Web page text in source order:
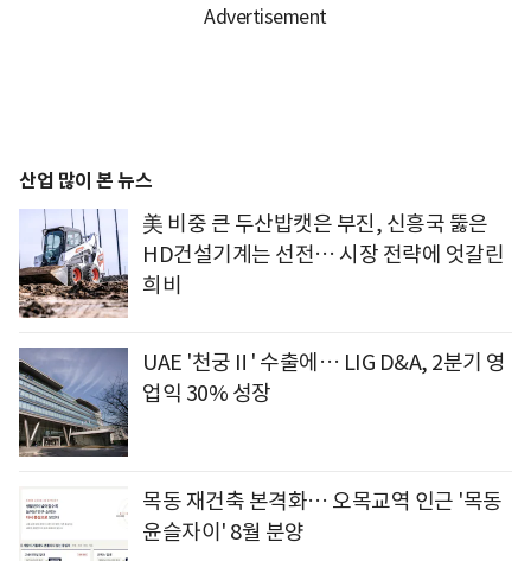
산업 많이 본 뉴스
美 비중 큰 두산밥캣은 부진, 신흥국 뚫은
HD건설기계는 선전… 시장 전략에 엇갈린
희비
UAE '천궁Ⅱ' 수출에… LIG D&A, 2분기 영
업익 30% 성장
목동 재건축 본격화… 오목교역 인근 '목동
윤슬자이' 8월 분양